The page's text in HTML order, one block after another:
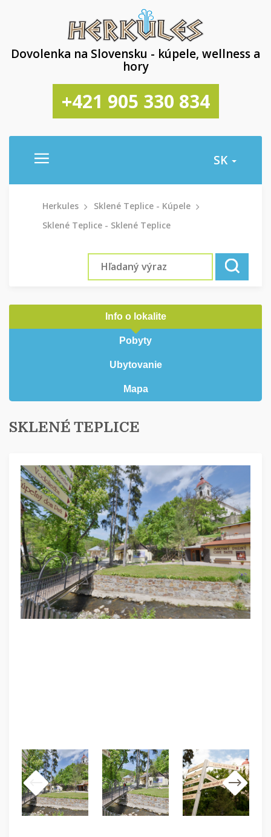
Dovolenka na Slovensku - kúpele, wellness a
hory
+421 905 330 834
SK
Herkules
Sklené Teplice - Kúpele
Sklené Teplice - Sklené Teplice
Info o lokalite
Pobyty
Ubytovanie
Mapa
SKLENÉ TEPLICE